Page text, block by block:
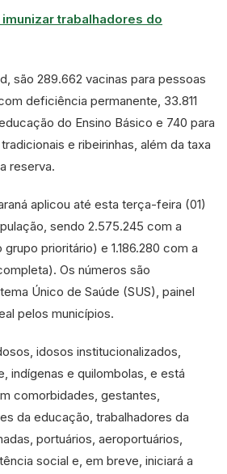
trabalhadores do
são 289.662 vacinas para pessoas
deficiência permanente, 33.811
do Ensino Básico e 740 para
e ribeirinhas, além da taxa
reserva.
aplicou até esta terça-feira (01)
sendo 2.575.245 com a
prioritário) e 1.186.280 com a
Os números são
Único de Saúde (SUS), painel
pelos municípios.
idosos institucionalizados,
indígenas e quilombolas, e está
comorbidades, gestantes,
da educação, trabalhadores da
portuários, aeroportuários,
social e, em breve, iniciará a